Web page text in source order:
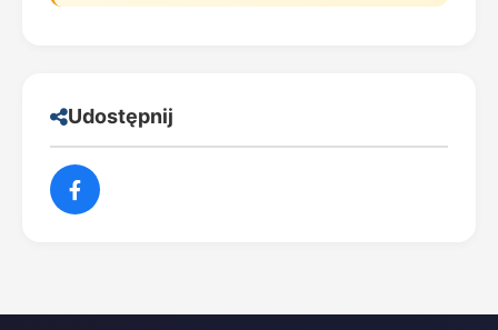
Udostępnij